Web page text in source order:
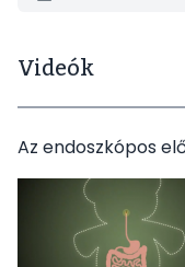
Videók
Az endoszkópos